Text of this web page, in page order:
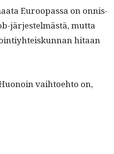
Euroopas­sa on onnis­
jär­jestelmästä, mut­ta
hitaan
vai­h­toe­hto on,